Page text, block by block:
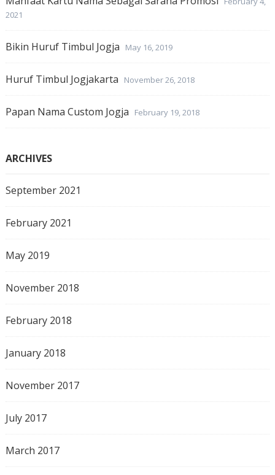
2021
Bikin Huruf Timbul Jogja May 16, 2019
Huruf Timbul Jogjakarta November 26, 2018
Papan Nama Custom Jogja February 19, 2018
ARCHIVES
September 2021
February 2021
May 2019
November 2018
February 2018
January 2018
November 2017
July 2017
March 2017